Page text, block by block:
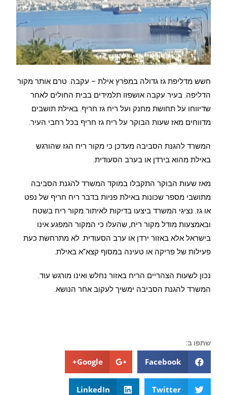
חשש מדליפת גז גדולה במפרץ אילת – עקבה. טרם אותר מקור
הדליפה. בעיר עקבה אושפזו תלמידים בבית החולים לאחר
שדיווחו על תחושת מחנק ועל ריח גז חריף. באילת תושבים
מדווחים מאז שעות הבוקר על ריח גז חריף בכל רחבי העיר.
המשרד להגנת הסביבה מעדכן כי מקור ריח הגז שהורגש
באילת מהוא בירדן או בערב הסעודית.
מאז שעות הבוקר התקבלו במוקד המשרד להגנת הסביבה
מתושבי מספר שכונות באילת פניות בדבר ריח חריף של נפט
או גז. נציגי המשרד ביצעו בדיקות לאיתור מקור ריח בשטח
ובאמצעות מודל מקור ריח, שהעלו כי המקור המפגע אינו
בישראל אלא באזור ירדן או ערב הסעודית. לא מתרחשת כעת
פעילות של פריקה או טעינה במסוף קצא"א באילת.
נכון לשעות הצהריים הריח באזור נחלש ואינו מורגש עוד.
המשרד להגנת הסביבה ימשיך לעקוב אחר הנושא.
שתפו ב:
Facebook
Google+
Twitter
LinkedIn